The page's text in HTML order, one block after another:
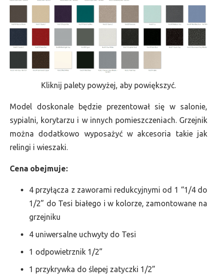
Kliknij palety powyżej, aby powiększyć.
Model doskonale będzie prezentował się w salonie,
sypialni, korytarzu i w innych pomieszczeniach. Grzejnik
można dodatkowo wyposażyć w akcesoria takie jak
relingi i wieszaki.
Cena obejmuje:
4 przyłącza z zaworami redukcyjnymi od 1 “1/4 do
1/2” do Tesi białego i w kolorze, zamontowane na
grzejniku
4 uniwersalne uchwyty do Tesi
1 odpowietrznik 1/2”
1 przykrywka do ślepej zatyczki 1/2”